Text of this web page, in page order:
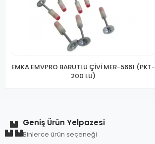
EMKA EMVPRO BARUTLU ÇİVİ MER-5661 (PKT-
200 LÜ)
Geniş Ürün Yelpazesi
Binlerce ürün seçeneği